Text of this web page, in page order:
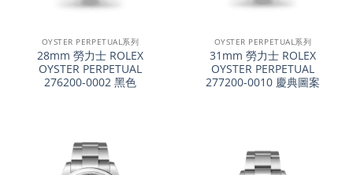
OYSTER PERPETUAL系列
28mm 勞力士 ROLEX
OYSTER PERPETUAL
276200-0002 黑色
OYSTER PERPETUAL系列
31mm 勞力士 ROLEX
OYSTER PERPETUAL
277200-0010 慶典圖案